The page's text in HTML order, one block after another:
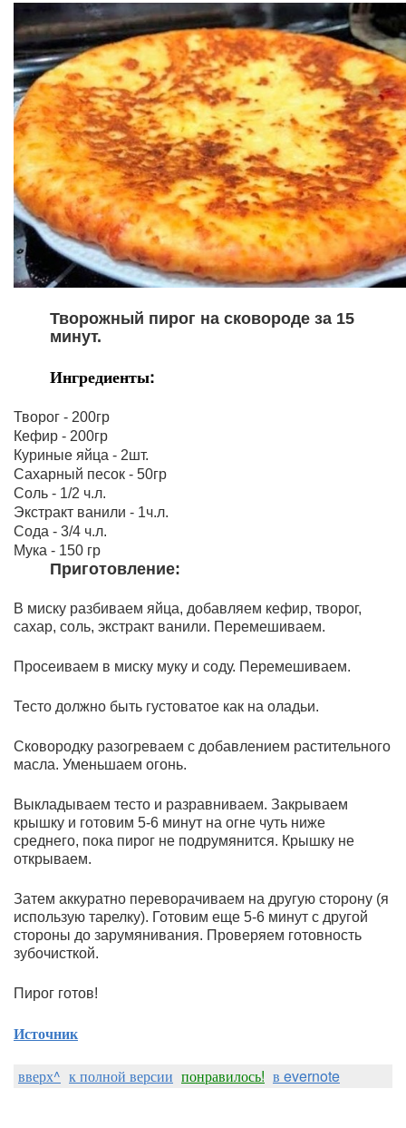
Творожный пирог на сковороде за 15
минут.
Ингредиенты:
Творог - 200гр
Кефир - 200гр
Куриные яйца - 2шт.
Сахарный песок - 50гр
Соль - 1/2 ч.л.
Экстракт ванили - 1ч.л.
Сода - 3/4 ч.л.
Мука - 150 гр
Приготовление:
В миску разбиваем яйца, добавляем кефир, творог,
сахар, соль, экстракт ванили. Перемешиваем.
Просеиваем в миску муку и соду. Перемешиваем.
Тесто должно быть густоватое как на оладьи.
Сковородку разогреваем с добавлением растительного
масла. Уменьшаем огонь.
Выкладываем тесто и разравниваем. Закрываем
крышку и готовим 5-6 минут на огне чуть ниже
среднего, пока пирог не подрумянится. Крышку не
открываем.
Затем аккуратно переворачиваем на другую сторону (я
использую тарелку). Готовим еще 5-6 минут с другой
стороны до зарумянивания. Проверяем готовность
зубочисткой.
Пирог готов!
Источник
вверх^ к полной версии понравилось! в evernote